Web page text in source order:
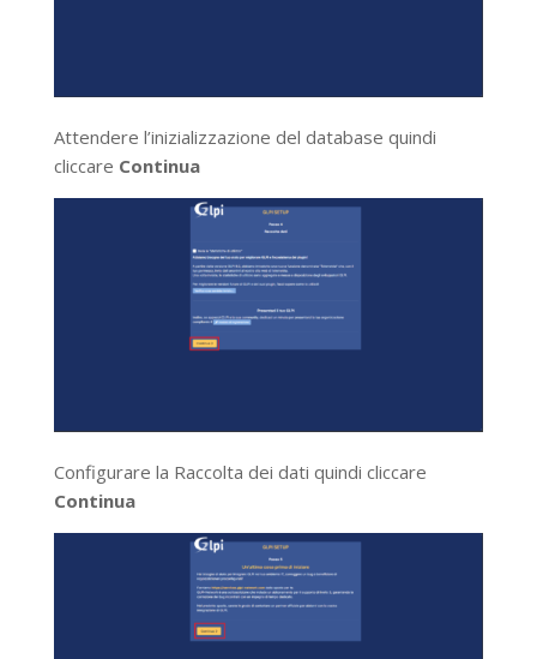
Attendere l’inizializzazione del database quindi
cliccare Continua
Configurare la Raccolta dei dati quindi cliccare
Continua